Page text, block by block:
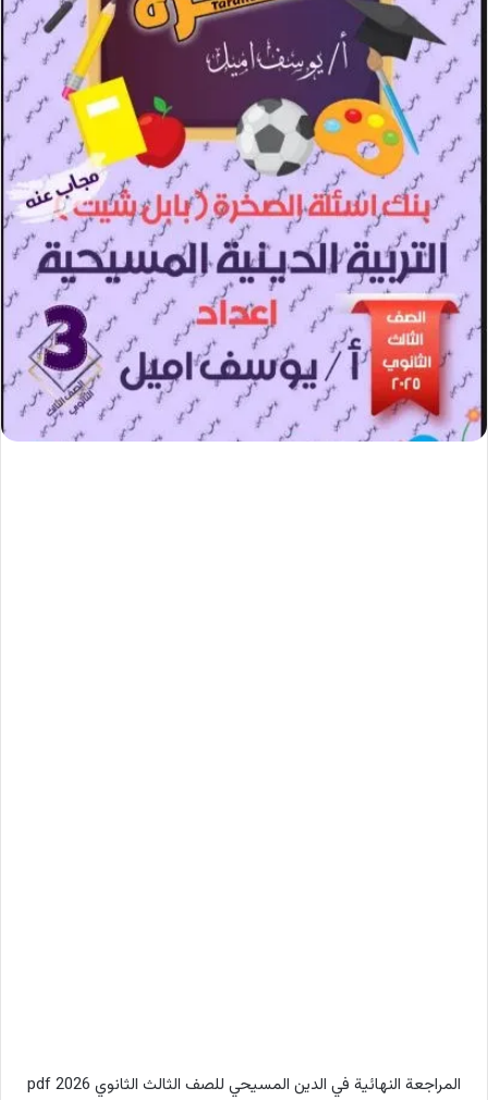
المراجعة النهائية في الدين المسيحي للصف الثالث الثانوي 2026 pdf